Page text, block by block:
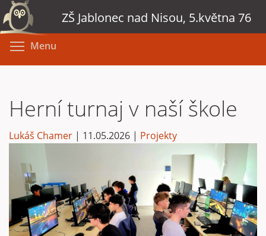
Přejít
k
hlavnímu
obsahu
ZŠ Jablonec nad Nisou, 5.května 76
Menu
Herní turnaj v naší škole
Lukáš Chamer | 11.05.2026 | Projekty